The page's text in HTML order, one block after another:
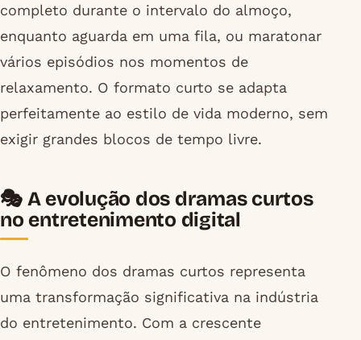
completo durante o intervalo do almoço,
enquanto aguarda em uma fila, ou maratonar
vários episódios nos momentos de
relaxamento. O formato curto se adapta
perfeitamente ao estilo de vida moderno, sem
exigir grandes blocos de tempo livre.
🎭 A evolução dos dramas curtos
no entretenimento digital
O fenômeno dos dramas curtos representa
uma transformação significativa na indústria
do entretenimento. Com a crescente